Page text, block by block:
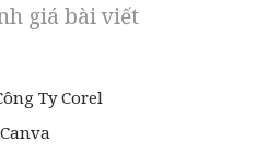
giá bài viết
Ty Corel